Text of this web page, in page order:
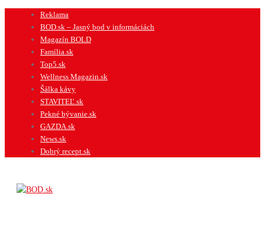
Preskočiť
Reklama
BOD.sk – Jasný bod v informáciách
Magazín BOLD
Família.sk
Top5.sk
Wellness Magazin.sk
Šálka kávy
STAVITEĽ.sk
Pekné bývanie.sk
GAZDA.sk
News.sk
Dobrý recept.sk